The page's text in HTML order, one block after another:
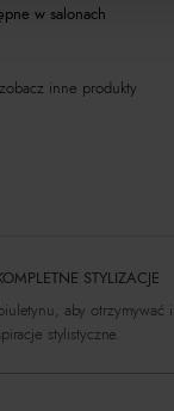
w salonach
zobacz inne produkty
STYLIZACJE
aby otrzymywać
stylistyczne.